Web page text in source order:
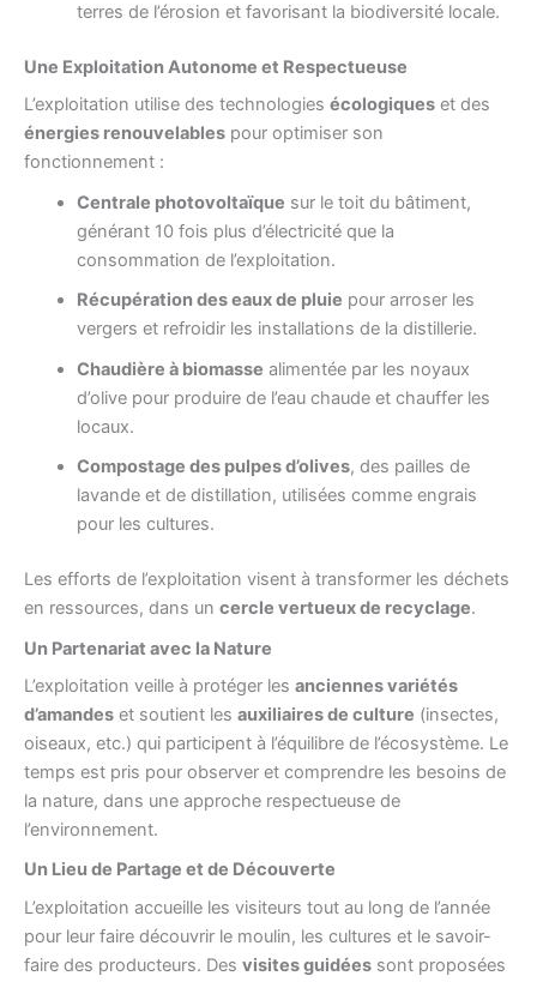
terres de l’érosion et favorisant la biodiversité locale.
Une Exploitation Autonome et Respectueuse
L’exploitation utilise des technologies écologiques et des
énergies renouvelables pour optimiser son
fonctionnement :
Centrale photovoltaïque sur le toit du bâtiment,
générant 10 fois plus d’électricité que la
consommation de l’exploitation.
Récupération des eaux de pluie pour arroser les
vergers et refroidir les installations de la distillerie.
Chaudière à biomasse alimentée par les noyaux
d’olive pour produire de l’eau chaude et chauffer les
locaux.
Compostage des pulpes d’olives, des pailles de
lavande et de distillation, utilisées comme engrais
pour les cultures.
Les efforts de l’exploitation visent à transformer les déchets
en ressources, dans un cercle vertueux de recyclage.
Un Partenariat avec la Nature
L’exploitation veille à protéger les anciennes variétés
d’amandes et soutient les auxiliaires de culture (insectes,
oiseaux, etc.) qui participent à l’équilibre de l’écosystème. Le
temps est pris pour observer et comprendre les besoins de
la nature, dans une approche respectueuse de
l’environnement.
Un Lieu de Partage et de Découverte
L’exploitation accueille les visiteurs tout au long de l’année
pour leur faire découvrir le moulin, les cultures et le savoir-
faire des producteurs. Des visites guidées sont proposées